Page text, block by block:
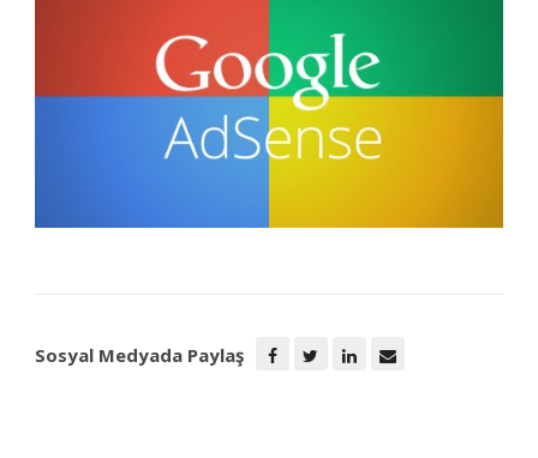
Sosyal Medyada Paylaş